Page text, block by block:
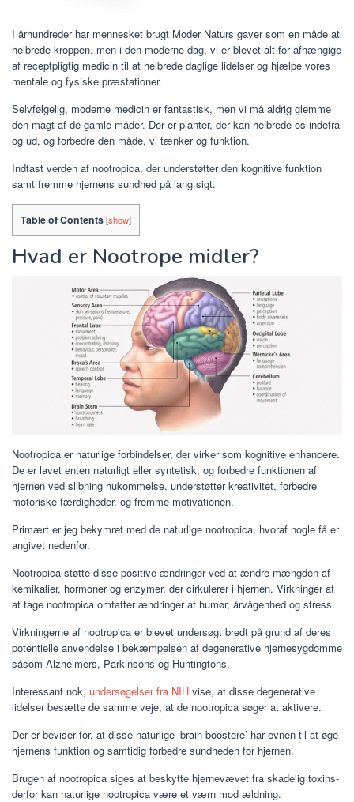
I århundreder har mennesket brugt Moder Naturs gaver som en måde at
helbrede kroppen, men i den moderne dag, vi er blevet alt for afhængige
af receptpligtig medicin til at helbrede daglige lidelser og hjælpe vores
mentale og fysiske præstationer.
Selvfølgelig, moderne medicin er fantastisk, men vi må aldrig glemme
den magt af de gamle måder. Der er planter, der kan helbrede os indefra
og ud, og forbedre den måde, vi tænker og funktion.
Indtast verden af ​​nootropica, der understøtter den kognitive funktion
samt fremme hjernens sundhed på lang sigt.
Table of Contents[show]
Hvad er Nootrope midler?
Nootropica er naturlige forbindelser, der virker som kognitive enhancere.
De er lavet enten naturligt eller syntetisk, og forbedre funktionen af ​​
hjernen ved slibning hukommelse, understøtter kreativitet, forbedre
motoriske færdigheder, og fremme motivationen.
Primært er jeg bekymret med de naturlige nootropica, hvoraf nogle få er
angivet nedenfor.
Nootropica støtte disse positive ændringer ved at ændre mængden af ​​
kemikalier, hormoner og enzymer, der cirkulerer i hjernen. Virkninger af
at tage nootropica omfatter ændringer af humør, årvågenhed og stress.
Virkningerne af nootropica er blevet undersøgt bredt på grund af deres
potentielle anvendelse i bekæmpelsen af ​​degenerative hjernesygdomme
såsom Alzheimers, Parkinsons og Huntingtons.
Interessant nok, undersøgelser fra NIH vise, at disse degenerative
lidelser besætte de samme veje, at de nootropica søger at aktivere.
Der er beviser for, at disse naturlige ‘brain boostere’ har evnen til at øge
hjernens funktion og samtidig forbedre sundheden for hjernen.
Brugen af ​​nootropica siges at beskytte hjernevævet fra skadelig toxins-
derfor kan naturlige nootropica være et værn mod ældning.